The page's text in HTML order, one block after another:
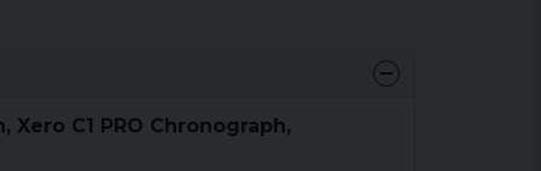
C1 PRO Chronograph,